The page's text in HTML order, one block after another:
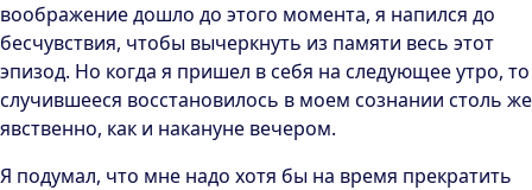
воображение дошло до этого момента, я напился до
бесчувствия, чтобы вычеркнуть из памяти весь этот
эпизод. Но когда я пришел в себя на следующее утро, то
случившееся восстановилось в моем сознании столь же
явственно, как и накануне вечером.
Я подумал, что мне надо хотя бы на время прекратить